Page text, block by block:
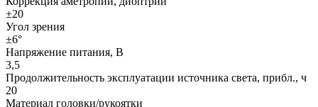
±20
Угол зрения
±6°
Напряжение питания, В
3,5
Продолжительность эксплуатации источника света, прибл., ч
20
Материал головки/рукоятки